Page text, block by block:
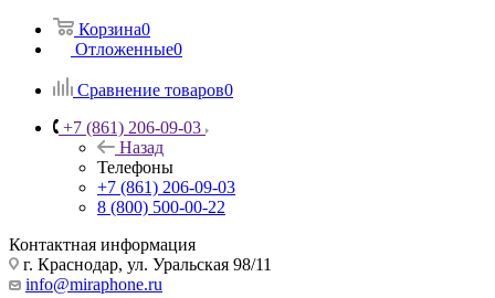
Корзина0
Отложенные0
Сравнение товаров0
+7 (861) 206-09-03
Назад
Телефоны
+7 (861) 206-09-03
8 (800) 500-00-22
Контактная информация
г. Краснодар, ул. Уральская 98/11
info@miraphone.ru